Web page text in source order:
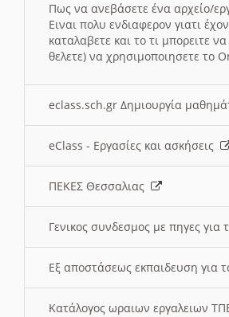
Πως να ανεβάσετε ένα αρχείο/
Ειναι πολυ ενδιαφερον γιατι
καταλαβετε και το τι μπορειτε
θελετε) να χρησιμοποιησετε το
eclass.sch.gr Δημιουργία
eClass - Εργασίες και ασκήσεις
ΠΕΚΕΣ Θεσσαλιας
Γενικος συνδεσμος με πηγες για
Εξ αποστάσεως εκπαιδευση για
Κατάλογος ωραιων εργαλειων